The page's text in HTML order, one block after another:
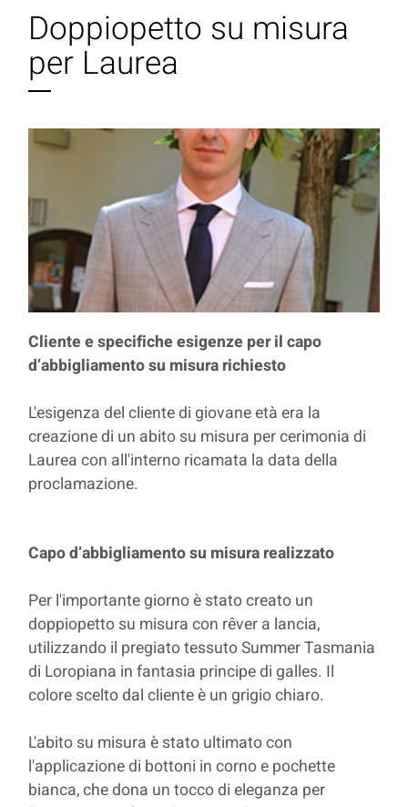
Doppiopetto su misura
per Laurea
Cliente e specifiche esigenze per il capo
d’abbigliamento su misura richiesto
L'esigenza del cliente di giovane età era la
creazione di un abito su misura per cerimonia di
Laurea con all'interno ricamata la data della
proclamazione.
Capo d’abbigliamento su misura realizzato
Per l'importante giorno è stato creato un
doppiopetto su misura con rêver a lancia,
utilizzando il pregiato tessuto Summer Tasmania
di Loropiana in fantasia principe di galles. Il
colore scelto dal cliente è un grigio chiaro.
L'abito su misura è stato ultimato con
l'applicazione di bottoni in corno e pochette
bianca, che dona un tocco di eleganza per